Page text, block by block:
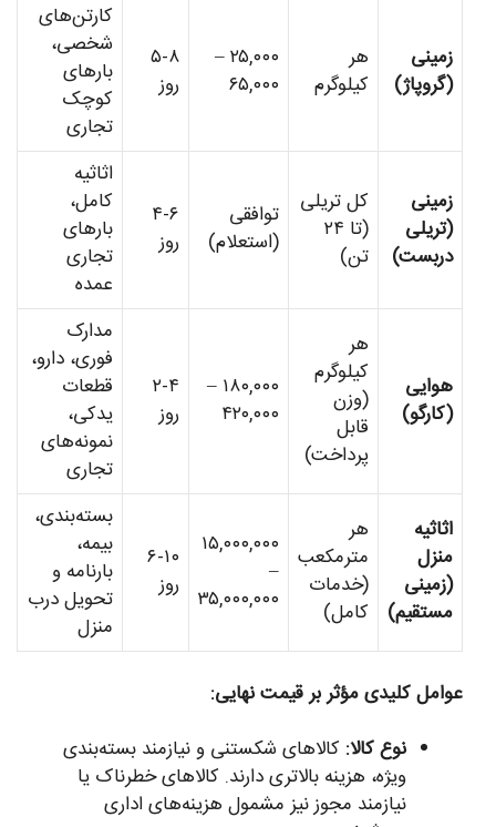
زمینی
(گروپاژ)
هر
کیلوگرم
۲۵,۰۰۰ –
۶۵,۰۰۰
۵-۸
روز
کارتن‌های
شخصی،
بارهای
کوچک
تجاری
زمینی
(تریلی
دربست)
کل تریلی
(تا ۲۴
تن)
توافقی
(استعلام)
۴-۶
روز
اثاثیه
کامل،
بارهای
تجاری
عمده
هوایی
(کارگو)
هر
کیلوگرم
(وزن
قابل
پرداخت)
۱۸۰,۰۰۰ –
۴۲۰,۰۰۰
۲-۴
روز
مدارک
فوری، دارو،
قطعات
یدکی،
نمونه‌های
تجاری
اثاثیه
منزل
(زمینی
مستقیم)
هر
مترمکعب
(خدمات
کامل)
۱۵,۰۰۰,۰۰۰
–
۳۵,۰۰۰,۰۰۰
۶-۱۰
روز
بسته‌بندی،
بیمه،
بارنامه و
تحویل درب
منزل
عوامل کلیدی مؤثر بر قیمت نهایی:
نوع کالا: کالاهای شکستنی و نیازمند بسته‌بندی
ویژه، هزینه بالاتری دارند. کالاهای خطرناک یا
نیازمند مجوز نیز مشمول هزینه‌های اداری